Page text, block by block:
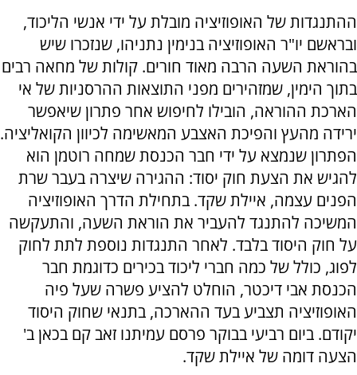
ההתנגדות של האופוזיציה מובלת על ידי אנשי הליכוד,
ובראשם יו"ר האופוזיציה בנימין נתניהו, שנזכרו שיש
בהוראת השעה הרבה מאוד חורים. קולות של מחאה רבים
בתוך הימין, שמזהירים מפני התוצאות ההרסניות של אי
הארכת ההוראה, הובילו לחיפוש אחר פתרון שיאפשר
ירידה מהעץ והפיכת האצבע המאשימה לכיוון הקואליציה.
הפתרון שנמצא על ידי חבר הכנסת שמחה רוטמן הוא
להגיש את הצעת חוק יסוד: ההגירה שיצרה בעבר שרת
הפנים עצמה, איילת שקד. בתחילת הדרך האופוזיציה
המשיכה להתנגד להעביר את הוראת השעה, והתעקשה
על חוק היסוד בלבד. לאחר התנגדות נוספת לתת לחוק
לפוג, כולל של כמה חברי ליכוד בכירים כדוגמת חבר
הכנסת אבי דיכטר, הוחלט להציע פשרה שעל פיה
האופוזיציה תצביע בעד ההארכה, בתנאי שחוק היסוד
יקודם. ביום רביעי בבוקר פרסם עמיתנו זאב קם בכאן ב'
הצעה דומה של איילת שקד.